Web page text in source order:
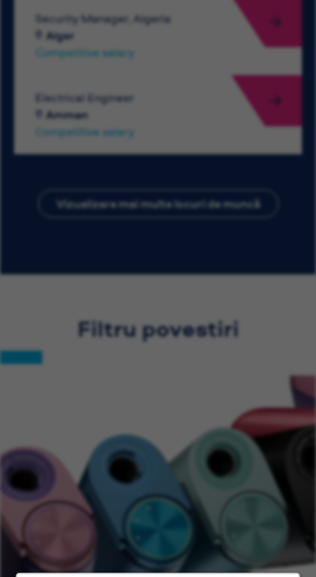
Security Manager, Algeria
Alger
Competitive salary
Electrical Engineer
Amman
Competitive salary
Vizualizare mai multe locuri de muncă
Filtru povestiri